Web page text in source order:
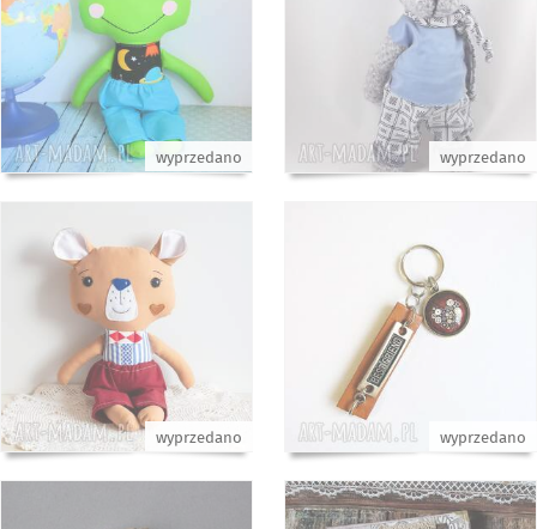
wyprzedano wyprzedano
wyprzedano wyprzedano